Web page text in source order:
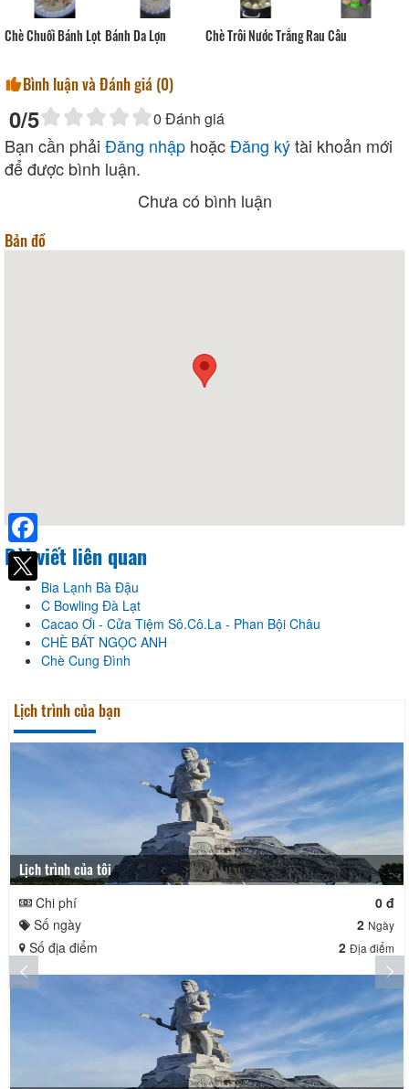
Chè Chuối Bánh LọtBánh Da Lợn Chè Trôi Nước TrắngRau Câu
Bình luận và Đánh giá (0)
0/5 0 Đánh giá
Bạn cần phải Đăng nhập hoặcĐăng kýtài khoản mới
để được bình luận.
Chưa có bình luận
Bản đồ
Bài viết liên quan
Bia Lạnh Bà Đậu
C Bowling Đà Lạt
Cacao Ơi - Cửa Tiệm Sô.Cô.La - Phan Bội Châu
CHÈ BÁT NGỌC ANH
Chè Cung Đình
Lịch trình của bạn
Lịch trình của tôi
Chi phí
0 đ
Số ngày
2 Ngày
Số địa điểm 2 Địa điểm
Facebook